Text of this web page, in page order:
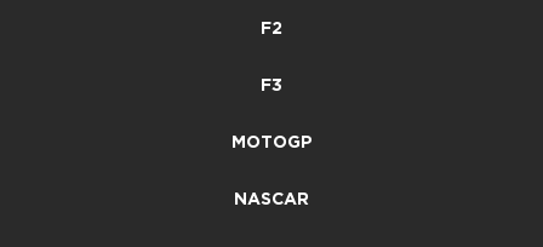
F2
F3
MOTOGP
NASCAR